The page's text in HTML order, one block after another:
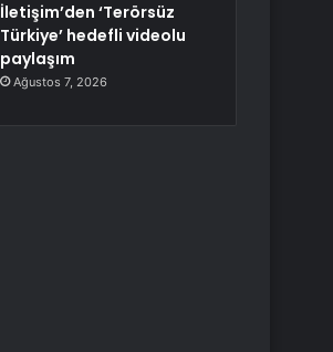
İletişim’den ‘Terörsüz
Türkiye’ hedefli videolu
paylaşım
Ağustos 7, 2026